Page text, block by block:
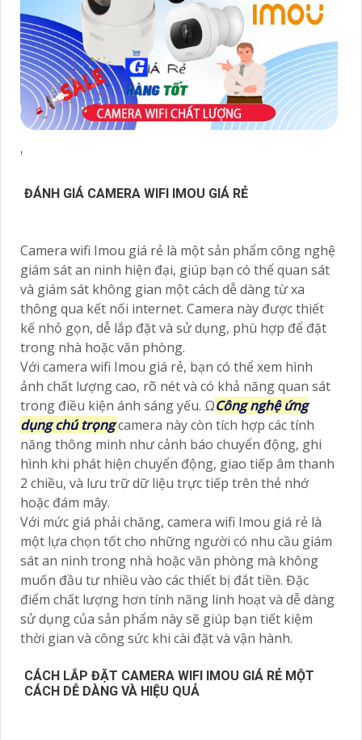
'
ĐÁNH GIÁ CAMERA WIFI IMOU GIÁ RẺ
Camera wifi Imou giá rẻ là một sản phẩm công nghệ
giám sát an ninh hiện đại, giúp bạn có thể quan sát
và giám sát không gian một cách dễ dàng từ xa
thông qua kết nối internet. Camera này được thiết
kế nhỏ gọn, dễ lắp đặt và sử dụng, phù hợp để đặt
trong nhà hoặc văn phòng.
Với camera wifi Imou giá rẻ, bạn có thể xem hình
ảnh chất lượng cao, rõ nét và có khả năng quan sát
trong điều kiện ánh sáng yếu. ΩCông nghệ ứng
dụng chú trọngcamera này còn tích hợp các tính
năng thông minh như cảnh báo chuyển động, ghi
hình khi phát hiện chuyển động, giao tiếp âm thanh
2 chiều, và lưu trữ dữ liệu trực tiếp trên thẻ nhớ
hoặc đám mây.
Với mức giá phải chăng, camera wifi Imou giá rẻ là
một lựa chọn tốt cho những người có nhu cầu giám
sát an ninh trong nhà hoặc văn phòng mà không
muốn đầu tư nhiều vào các thiết bị đắt tiền. Đặc
điểm chất lượng hơn tính năng linh hoạt và dễ dàng
sử dụng của sản phẩm này sẽ giúp bạn tiết kiệm
thời gian và công sức khi cài đặt và vận hành.
CÁCH LẮP ĐẶT CAMERA WIFI IMOU GIÁ RẺ MỘT
CÁCH DỄ DÀNG VÀ HIỆU QUẢ